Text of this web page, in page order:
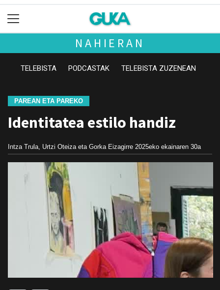
NAHIERAN
TELEBISTA PODCASTAK TELEBISTA ZUZENEAN
PAREAN ETA PAREKO
Identitatea estilo handiz
Intza Trula, Urtzi Oteiza eta Gorka Eizagirre 2025eko ekainaren 30a